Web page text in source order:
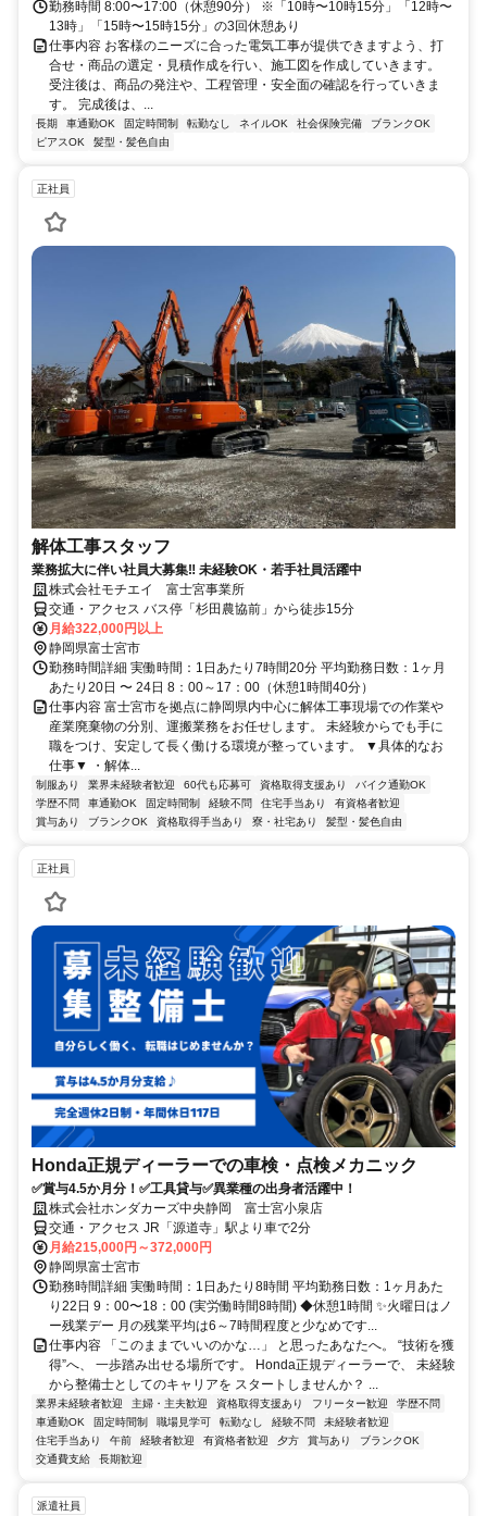
勤務時間 8:00〜17:00（休憩90分） ※「10時〜10時15分」「12時〜
13時」「15時〜15時15分」の3回休憩あり
仕事内容 お客様のニーズに合った電気工事が提供できますよう、打
合せ・商品の選定・見積作成を行い、施工図を作成していきます。
受注後は、商品の発注や、工程管理・安全面の確認を行っていきま
す。 完成後は、...
長期 車通勤OK 固定時間制 転勤なし ネイルOK 社会保険完備
ブランクOK
ピアスOK
髪型・髪色自由
正社員
解体工事スタッフ
業務拡大に伴い社員大募集‼ 未経験OK・若手社員活躍中
株式会社モチエイ 富士宮事業所
交通・アクセス バス停「杉田農協前」から徒歩15分
月給322,000円以上
静岡県富士宮市
勤務時間詳細 実働時間：1日あたり7時間20分 平均勤務日数：1ヶ月
あたり20日 〜 24日 8：00～17：00（休憩1時間40分）
仕事内容 富士宮市を拠点に静岡県内中心に解体工事現場での作業や
産業廃棄物の分別、運搬業務をお任せします。 未経験からでも手に
職をつけ、安定して長く働ける環境が整っています。 ▼具体的なお
仕事▼ ・解体...
制服あり 業界未経験者歓迎 60代も応募可 資格取得支援あり
バイク通勤OK
学歴不問
車通勤OK 固定時間制 経験不問 住宅手当あり
有資格者歓迎
賞与あり
ブランクOK 資格取得手当あり 寮・社宅あり 髪型・髪色自由
正社員
Honda正規ディーラーでの車検・点検メカニック
✅賞与4.5か月分！✅工具貸与✅異業種の出身者活躍中！
株式会社ホンダカーズ中央静岡 富士宮小泉店
交通・アクセス JR「源道寺」駅より車で2分
月給215,000円～372,000円
静岡県富士宮市
勤務時間詳細 実働時間：1日あたり8時間 平均勤務日数：1ヶ月あた
り22日 9：00〜18：00 (実労働時間8時間) ◆休憩1時間 ✨火曜日はノ
ー残業デー 月の残業平均は6～7時間程度と少なめです...
仕事内容 「このままでいいのかな…」 と思ったあなたへ。 “技術を獲
得”へ、 一歩踏み出せる場所です。 Honda正規ディーラーで、 未経験
から整備士としてのキャリアを スタートしませんか？ ...
業界未経験者歓迎 主婦・主夫歓迎 資格取得支援あり フリーター歓迎
学歴不問
車通勤OK
固定時間制 職場見学可 転勤なし 経験不問
未経験者歓迎
住宅手当あり
午前 経験者歓迎 有資格者歓迎 夕方 賞与あり
ブランクOK
交通費支給
長期歓迎
派遣社員